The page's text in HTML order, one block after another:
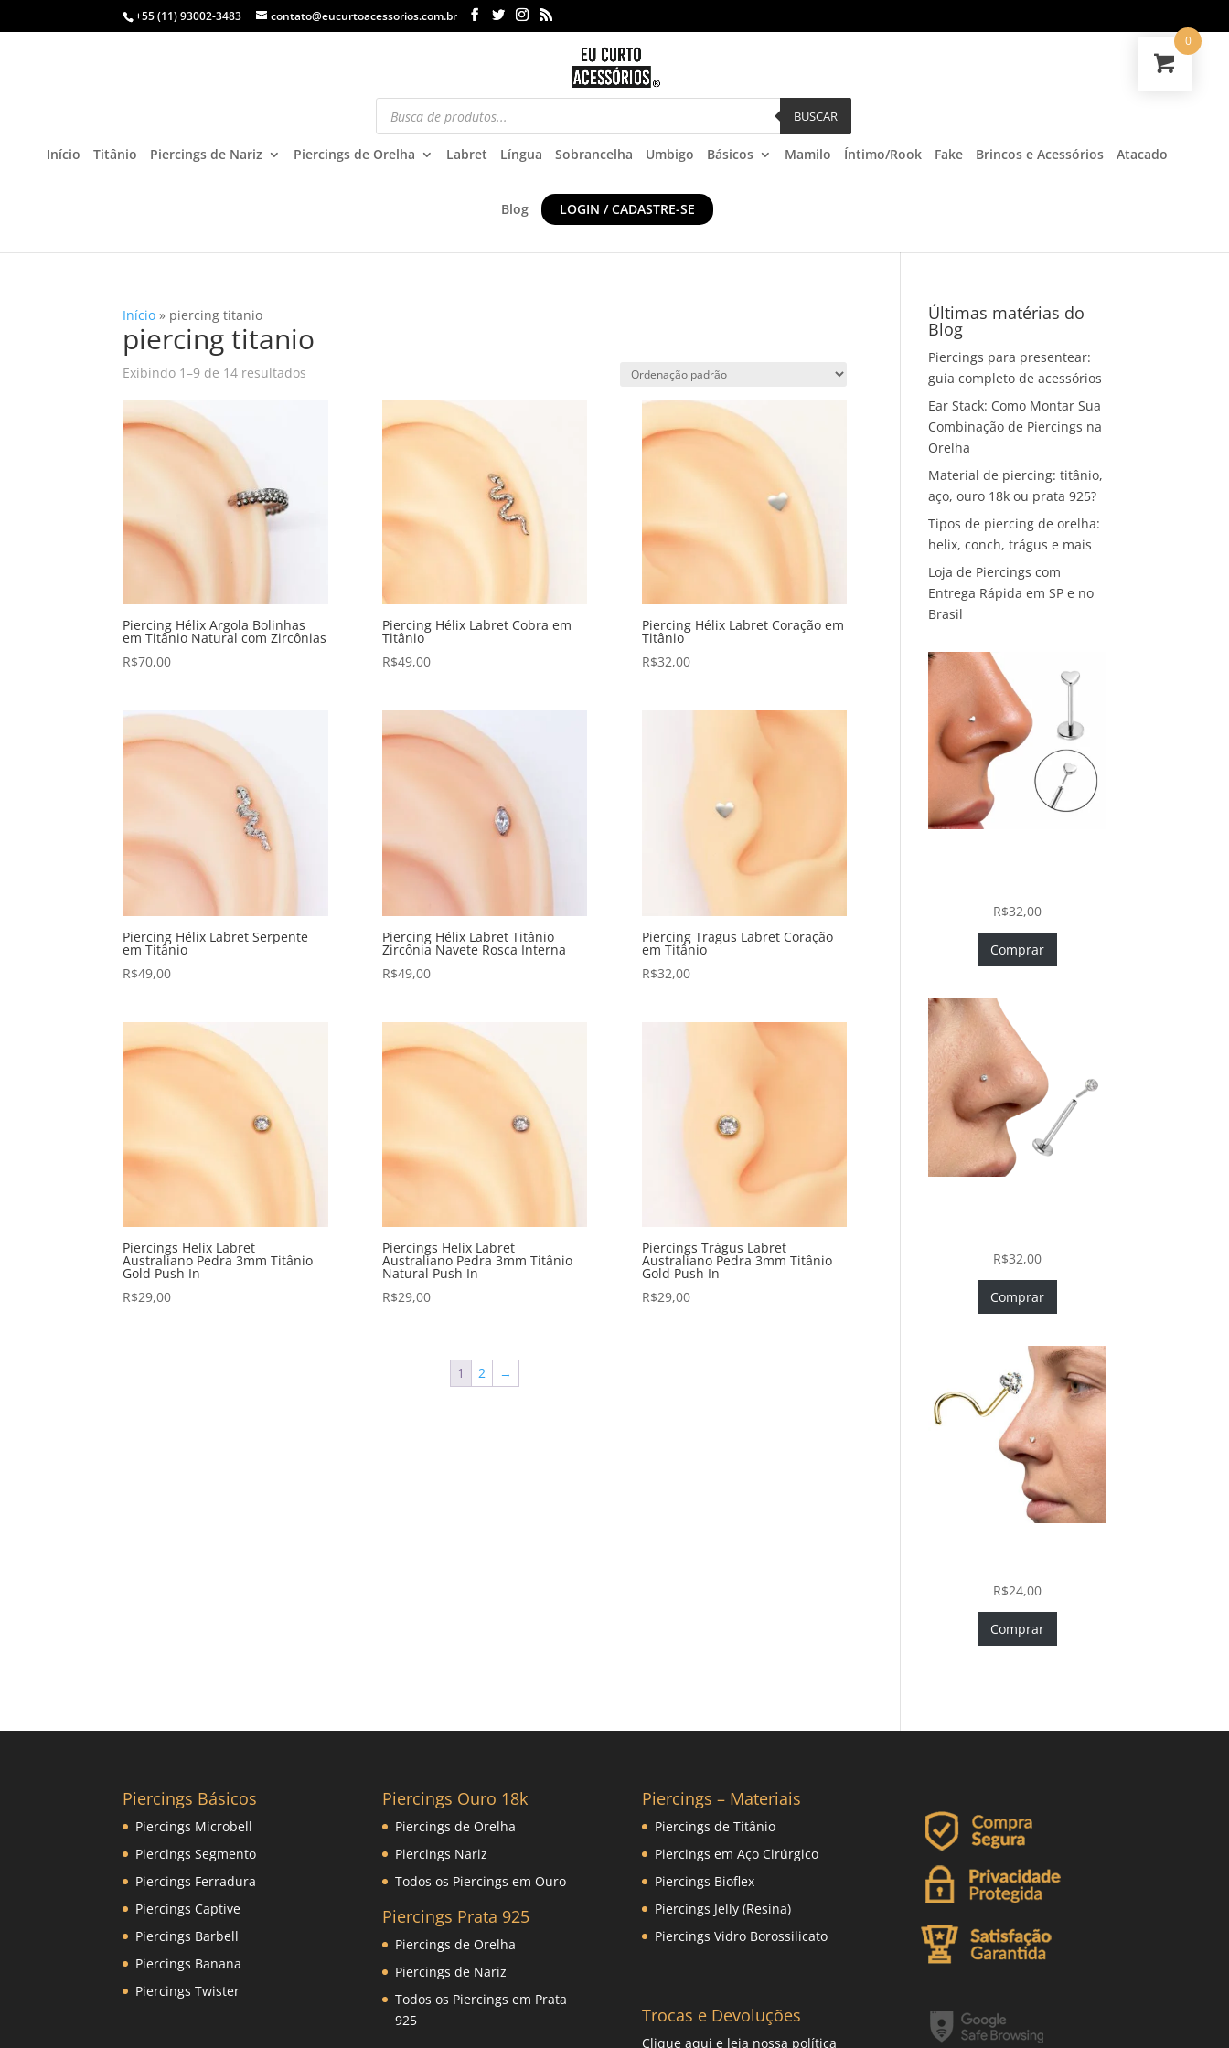
+55 (11) 93002-3483 contato@eucurtoacessorios.com.br
BUSCAR
Início Titânio Piercings de Nariz Piercings de Orelha Labret Língua Sobrancelha Umbigo Básicos Mamilo Íntimo/Rook Fake Brincos e Acessórios Atacado
Blog LOGIN / CADASTRE-SE
Início » piercing titanio
piercing titanio
Exibindo 1–9 de 14 resultados
Piercing Hélix Argola Bolinhas
em Titânio Natural com Zircônias
R$70,00
Piercing Hélix Labret Cobra em
Titânio
R$49,00
Piercing Hélix Labret Coração em
Titânio
R$32,00
Piercing Hélix Labret Serpente
em Titânio
R$49,00
Piercing Hélix Labret Titânio
Zircônia Navete Rosca Interna
R$49,00
Piercing Tragus Labret Coração
em Titânio
R$32,00
Piercings Helix Labret
Australiano Pedra 3mm Titânio
Gold Push In
R$29,00
Piercings Helix Labret
Australiano Pedra 3mm Titânio
Natural Push In
R$29,00
Piercings Trágus Labret
Australiano Pedra 3mm Titânio
Gold Push In
R$29,00
1 2 →
Últimas matérias do
Blog
Piercings para presentear:
guia completo de acessórios
Ear Stack: Como Montar Sua
Combinação de Piercings na
Orelha
Material de piercing: titânio,
aço, ouro 18k ou prata 925?
Tipos de piercing de orelha:
helix, conch, trágus e mais
Loja de Piercings com
Entrega Rápida em SP e no
Brasil
R$32,00
Comprar
R$32,00
Comprar
R$24,00
Comprar
Piercings Básicos
Piercings Microbell
Piercings Segmento
Piercings Ferradura
Piercings Captive
Piercings Barbell
Piercings Banana
Piercings Twister
Piercings Ouro 18k
Piercings de Orelha
Piercings Nariz
Todos os Piercings em Ouro
Piercings Prata 925
Piercings de Orelha
Piercings de Nariz
Todos os Piercings em Prata
925
Piercings – Materiais
Piercings de Titânio
Piercings em Aço Cirúrgico
Piercings Bioflex
Piercings Jelly (Resina)
Piercings Vidro Borossilicato
Trocas e Devoluções
Clique aqui e leia nossa política
0